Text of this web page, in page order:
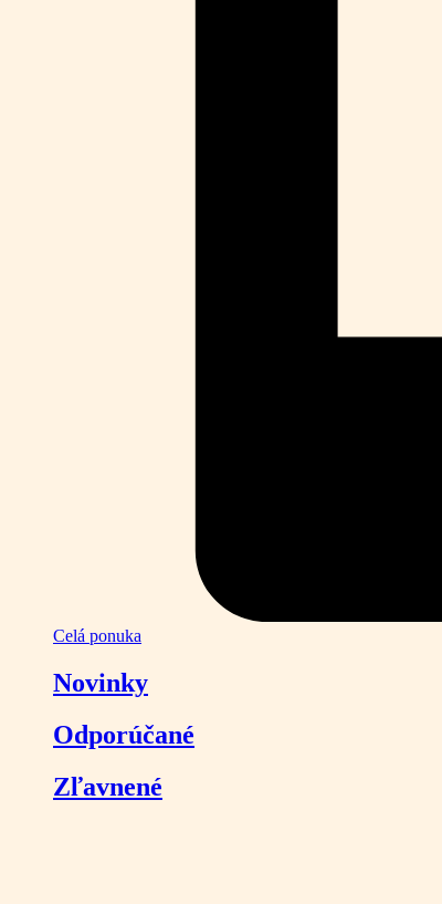
Celá ponuka
Novinky
Odporúčané
Zľavnené